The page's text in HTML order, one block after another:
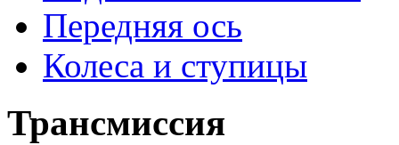
Передняя ось
Колеса и ступицы
Трансмиссия